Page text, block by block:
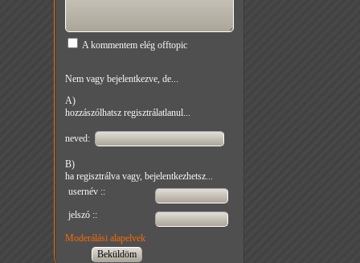
A kommentem elég offtopic
Nem vagy bejelentkezve, de...
A)
hozzászólhatsz regisztrálatlanul...
neved:
B)
ha regisztrálva vagy, bejelentkezhetsz...
usernév ::
jelszó ::
Moderálási alapelvek